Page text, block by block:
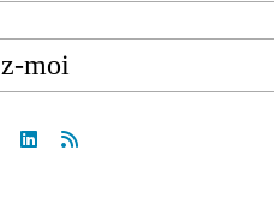
moi